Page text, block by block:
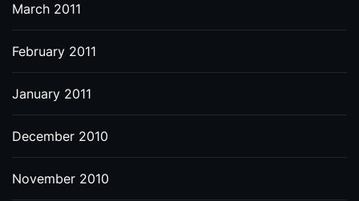
March 2011
February 2011
January 2011
December 2010
November 2010